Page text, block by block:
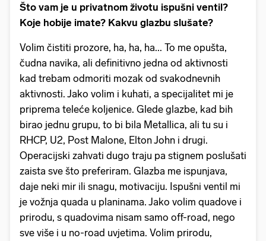
Što vam je u privatnom životu ispušni ventil?
Koje hobije imate? Kakvu glazbu slušate?
Volim čistiti prozore, ha, ha, ha... To me opušta,
čudna navika, ali definitivno jedna od aktivnosti
kad trebam odmoriti mozak od svakodnevnih
aktivnosti. Jako volim i kuhati, a specijalitet mi je
priprema teleće koljenice. Glede glazbe, kad bih
birao jednu grupu, to bi bila Metallica, ali tu su i
RHCP, U2, Post Malone, Elton John i drugi.
Operacijski zahvati dugo traju pa stignem poslušati
zaista sve što preferiram. Glazba me ispunjava,
daje neki mir ili snagu, motivaciju. Ispušni ventil mi
je vožnja quada u planinama. Jako volim quadove i
prirodu, s quadovima nisam samo off-road, nego
sve više i u no-road uvjetima. Volim prirodu,